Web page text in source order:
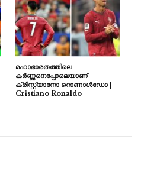
മഹാഭാരതത്തിലെ
കർണ്ണനെപ്പോലെയാണ്
ക്രിസ്റ്റ്യാനോ റൊണാൾഡോ |
Cristiano Ronaldo